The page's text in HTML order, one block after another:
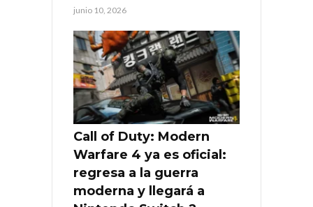
junio 10, 2026
Call of Duty: Modern
Warfare 4 ya es oficial:
regresa a la guerra
moderna y llegará a